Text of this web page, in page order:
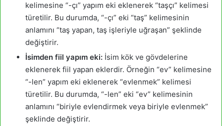
kelimesine “-çı” yapım eki eklenerek “taşçı” kelimesi
türetilir. Bu durumda, “-çı” eki “taş” kelimesinin
anlamını “taş yapan, taş işleriyle uğraşan” şeklinde
değiştirir.
İsimden fiil yapım eki: İsim kök ve gövdelerine
eklenerek fiil yapan eklerdir. Örneğin “ev” kelimesine
“-len” yapım eki eklenerek “evlenmek” kelimesi
türetilir. Bu durumda, “-len” eki “ev” kelimesinin
anlamını “biriyle evlendirmek veya biriyle evlenmek”
şeklinde değiştirir.